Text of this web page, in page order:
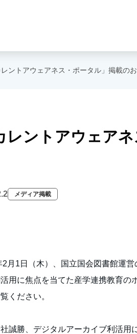
レントアウェアネス・ポータル」掲載の
レントアウェア
メディア掲載
2月1日（木）、国立国会図書館運
用に焦点を当てた産学連携教育の
ください。
誠勝、デジタルアーカイブ利活用